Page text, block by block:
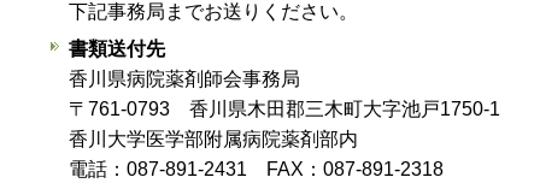
下記事務局までお送りください。
書類送付先
香川県病院薬剤師会事務局
〒761-0793 香川県木田郡三木町大字池戸1750-1
香川大学医学部附属病院薬剤部内
電話：087-891-2431 FAX：087-891-2318